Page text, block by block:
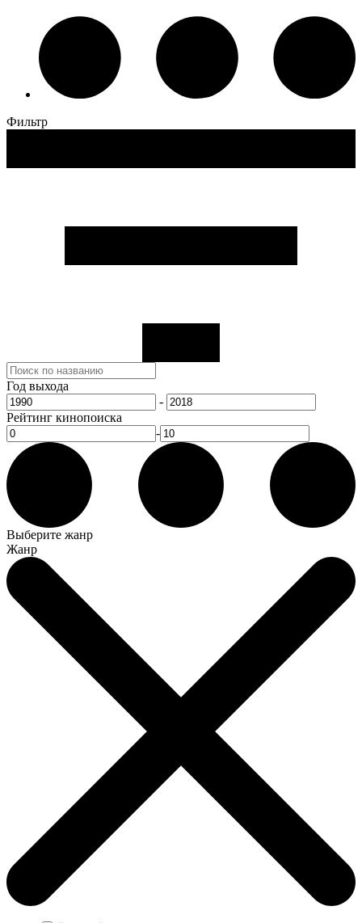
Фильтр
Год выхода
-
Рейтинг кинопоиска
-
Выберите жанр
Жанр